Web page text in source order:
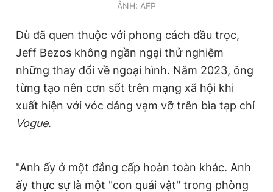
chép dưới mọi hình thức nếu không có sự chấp thuận bằng văn
ẢNH: AFP
Dù đã quen thuộc với phong cách đầu trọc,
Jeff Bezos không ngần ngại thử nghiệm
những thay đổi về ngoại hình. Năm 2023, ông
từng tạo nên cơn sốt trên mạng xã hội khi
xuất hiện với vóc dáng vạm vỡ trên bìa tạp chí
Vogue.
"Anh ấy ở một đẳng cấp hoàn toàn khác. Anh
ấy thực sự là một "con quái vật" trong phòng